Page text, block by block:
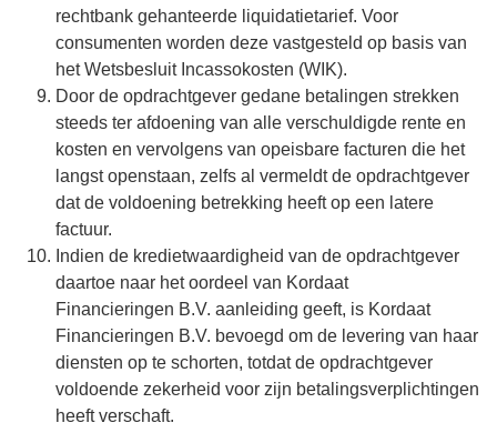
rechtbank gehanteerde liquidatietarief. Voor
consumenten worden deze vastgesteld op basis van
het Wetsbesluit Incassokosten (WIK).
Door de opdrachtgever gedane betalingen strekken
steeds ter afdoening van alle verschuldigde rente en
kosten en vervolgens van opeisbare facturen die het
langst openstaan, zelfs al vermeldt de opdrachtgever
dat de voldoening betrekking heeft op een latere
factuur.
Indien de kredietwaardigheid van de opdrachtgever
daartoe naar het oordeel van Kordaat
Financieringen B.V. aanleiding geeft, is Kordaat
Financieringen B.V. bevoegd om de levering van haar
diensten op te schorten, totdat de opdrachtgever
voldoende zekerheid voor zijn betalingsverplichtingen
heeft verschaft.